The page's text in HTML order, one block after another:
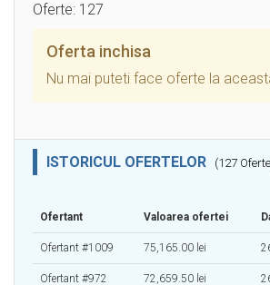
Oferte: 127
Oferta inchisa
Nu mai puteti face oferte la
ISTORICUL OFERTELOR (127
Ofertant Valoarea ofertei
Ofertant #1009 75,165.00 lei
Ofertant #972 72,659.50 lei